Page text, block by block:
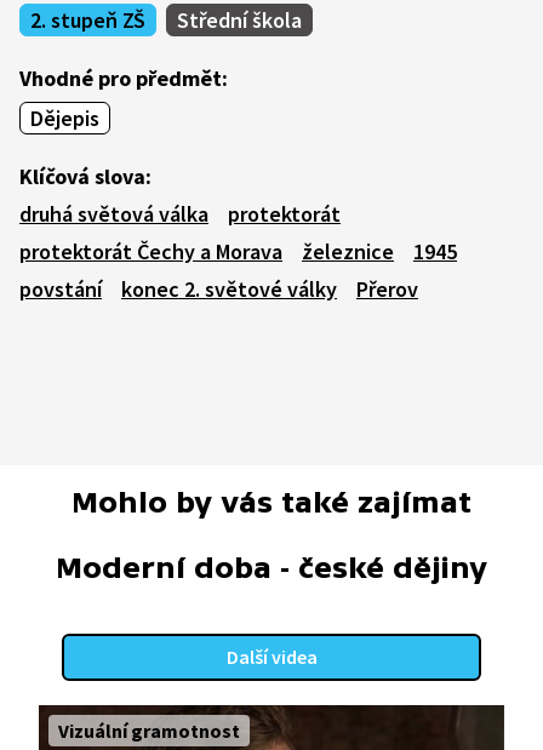
2. stupeň ZŠ
Střední škola
Vhodné pro předmět:
Dějepis
Klíčová slova:
druhá světová válka
protektorát
protektorát Čechy a Morava
železnice
1945
povstání
konec 2. světové války Přerov
Mohlo by vás také zajímat
Moderní doba - české dějiny
Další videa
Vizuální gramotnost